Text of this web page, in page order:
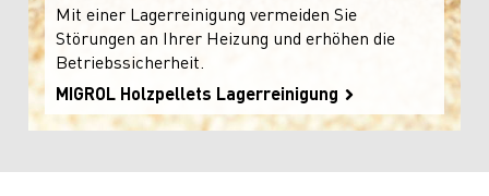
Mit einer Lagerreinigung vermeiden Sie
Störungen an Ihrer Heizung und erhöhen die
Betriebssicherheit.
MIGROL Holzpellets Lagerreinigung